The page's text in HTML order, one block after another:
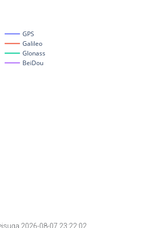
2026-08-07 23:22:02